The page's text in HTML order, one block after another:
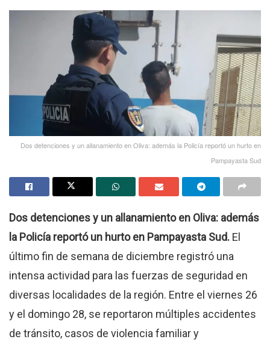
Dos detenciones y un allanamiento en Oliva: además la Policía reportó un hurto en
Pampayasta Sud
Dos detenciones y un allanamiento en Oliva: además
la Policía reportó un hurto en Pampayasta Sud. El
último fin de semana de diciembre registró una
intensa actividad para las fuerzas de seguridad en
diversas localidades de la región. Entre el viernes 26
y el domingo 28, se reportaron múltiples accidentes
de tránsito, casos de violencia familiar y